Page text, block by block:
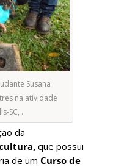
Susana
na atividade
SC, .
da
que possui
de umCurso de